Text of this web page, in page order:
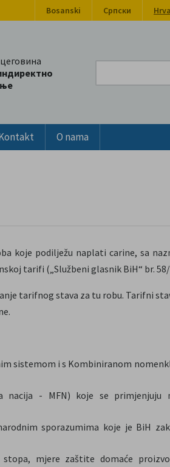
Bosanski Српски
O nama
koje podilježu naplati carine, sa
tarifi („Službeni glasnik BiH“ br.
tarifnog stava za tu robu. Tarifni
sistemom i s Kombiniranom
nacija - MFN) koje se primjenjuju
sporazumima koje je BiH
mjere zaštite domaće